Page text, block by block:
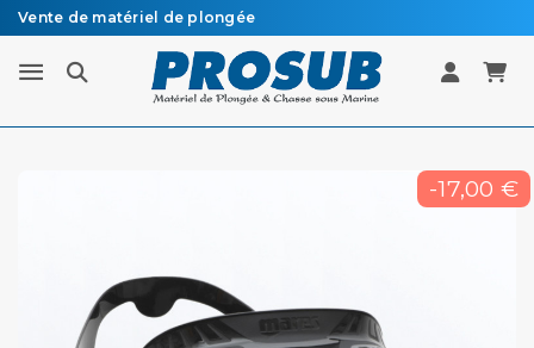
Vente de matériel de plongée
Livraison sous 48h à 72h en colissimo recommandé
-17,00 €